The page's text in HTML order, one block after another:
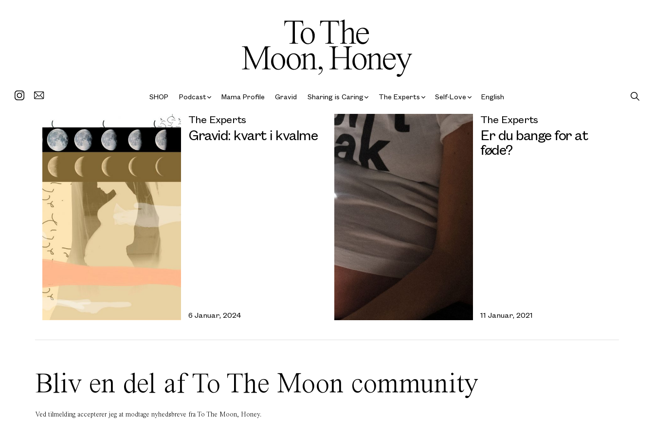
SHOP Podcast Mama Profile Gravid Sharing is Caring The Experts Self-Love English
The Experts
Gravid: kvart i kvalme
6 Januar, 2024
The Experts
Er du bange for at
føde?
11 Januar, 2021
Bliv en del af To The Moon community
Ved tilmelding accepterer jeg at modtage nyhedsbreve fra To The Moon, Honey.